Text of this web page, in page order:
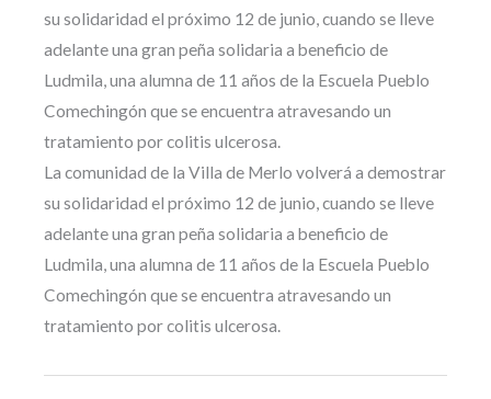
su solidaridad el próximo 12 de junio, cuando se lleve
adelante una gran peña solidaria a beneficio de
Ludmila, una alumna de 11 años de la Escuela Pueblo
Comechingón que se encuentra atravesando un
tratamiento por colitis ulcerosa.
La comunidad de la Villa de Merlo volverá a demostrar
su solidaridad el próximo 12 de junio, cuando se lleve
adelante una gran peña solidaria a beneficio de
Ludmila, una alumna de 11 años de la Escuela Pueblo
Comechingón que se encuentra atravesando un
tratamiento por colitis ulcerosa.